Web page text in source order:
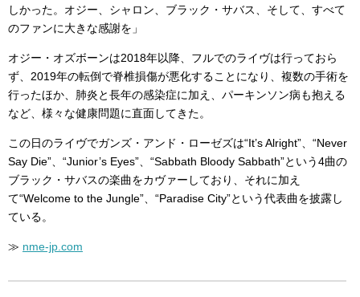
しかった。オジー、シャロン、ブラック・サバス、そして、すべて
のファンに大きな感謝を」
オジー・オズボーンは2018年以降、フルでのライヴは行っておら
ず、2019年の転倒で脊椎損傷が悪化することになり、複数の手術を
行ったほか、肺炎と長年の感染症に加え、パーキンソン病も抱える
など、様々な健康問題に直面してきた。
この日のライヴでガンズ・アンド・ローゼズは“It’s Alright”、“Never
Say Die”、“Junior’s Eyes”、“Sabbath Bloody Sabbath”という4曲の
ブラック・サバスの楽曲をカヴァーしており、それに加え
て“Welcome to the Jungle”、“Paradise City”という代表曲を披露し
ている。
≫ nme-jp.com